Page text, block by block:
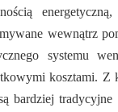
wewnątrz
systemu
kosztami. Z
bardziej